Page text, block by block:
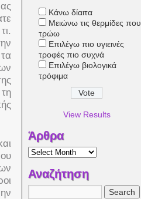
Κάνω δίαιτα
Μειώνω τις θερμίδες που
τρώω
Επιλέγω πιο υγιεινές
τροφές πιο συχνά
Επιλέγω βιολογικά
τρόφιμα
View Results
Άρθρα
Αναζήτηση